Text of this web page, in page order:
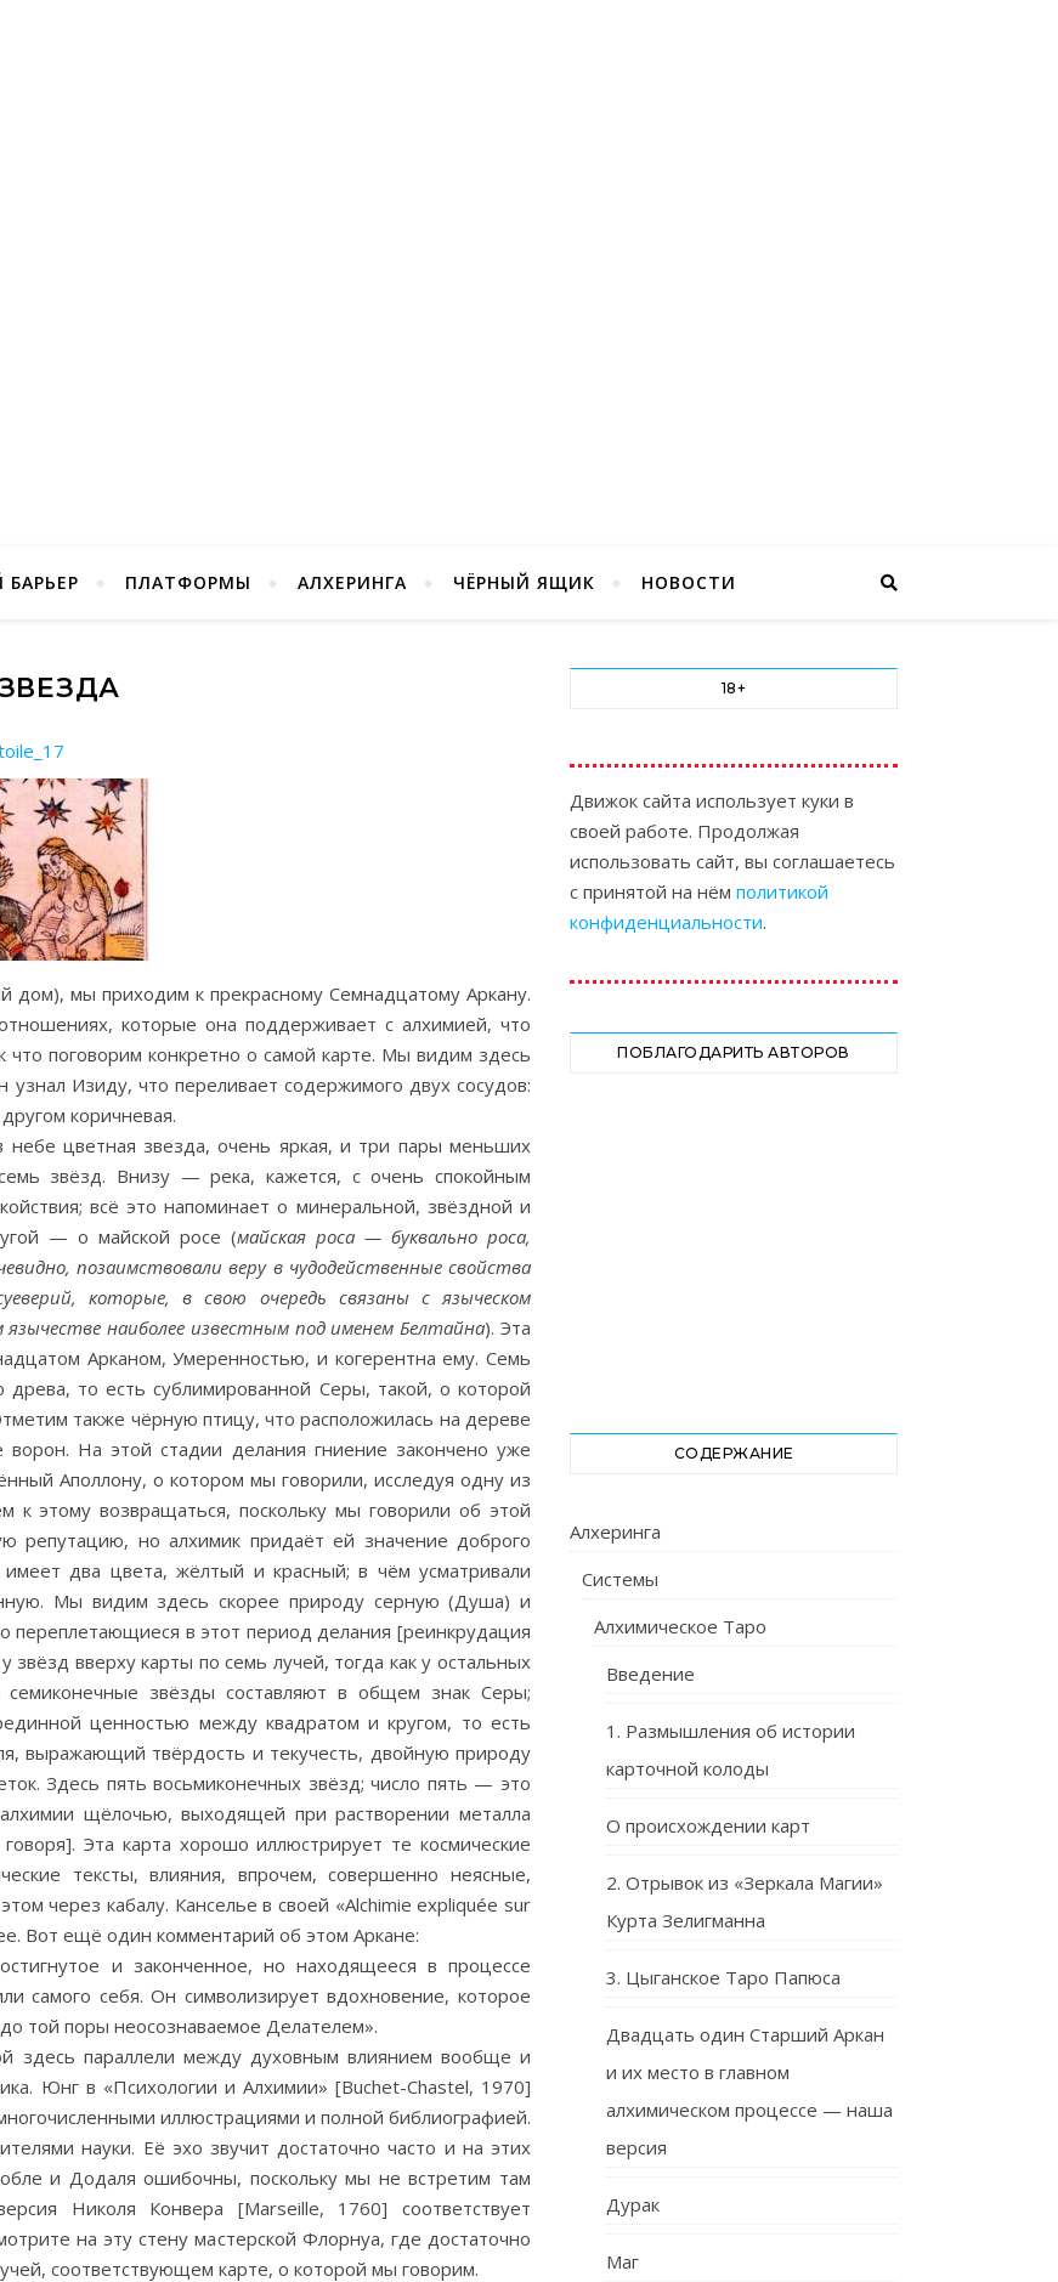
ПЛАТФОРМЫ АЛХЕРИНГА ЧЁРНЫЙ ЯЩИК НОВОСТИ
дом), мы приходим к прекрасному Семнадцатому Аркану.
которые она поддерживает с алхимией, что
поговорим конкретно о самой карте. Мы видим здесь
Изиду, что переливает содержимого двух сосудов:
коричневая.
цветная звезда, очень яркая, и три пары меньших
звёзд. Внизу — река, кажется, с очень спокойным
всё это напоминает о минеральной, звёздной и
— о майской росе (майская роса — буквально роса,
позаимствовали веру в чудодейственные свойства
которые, в свою очередь связаны с языческом
наиболее известным под именем Белтайна). Эта
Арканом, Умеренностью, и когерентна ему. Семь
то есть сублимированной Серы, такой, о которой
также чёрную птицу, что расположилась на дереве
На этой стадии делания гниение закончено уже
Аполлону, о котором мы говорили, исследуя одну из
к этому возвращаться, поскольку мы говорили об этой
репутацию, но алхимик придаёт ей значение доброго
два цвета, жёлтый и красный; в чём усматривали
Мы видим здесь скорее природу серную (Душа) и
в этот период делания [реинкрудация
звёзд вверху карты по семь лучей, тогда как у остальных
звёзды составляют в общем знак Серы;
ценностью между квадратом и кругом, то есть
выражающий твёрдость и текучесть, двойную природу
Здесь пять восьмиконечных звёзд; число пять — это
щёлочью, выходящей при растворении металла
Эта карта хорошо иллюстрирует те космические
тексты, влияния, впрочем, совершенно неясные,
через кабалу. Канселье в своей «Alchimie expliquée sur
Вот ещё один комментарий об этом Аркане:
и законченное, но находящееся в процессе
самого себя. Он символизирует вдохновение, которое
той поры неосознаваемое Делателем».
здесь параллели между духовным влиянием вообще и
Юнг в «Психологии и Алхимии» [Buchet-Chastel, 1970]
иллюстрациями и полной библиографией.
науки. Её эхо звучит достаточно часто и на этих
и Додаля ошибочны, поскольку мы не встретим там
Николя Конвера [Marseille, 1760] соответствует
на эту стену мастерской Флорнуа, где достаточно
соответствующем карте, о которой мы говорим.
18+
Движок сайта использует куки в
своей работе. Продолжая
использовать сайт, вы соглашаетесь
с принятой на нём политикой
конфиденциальности.
ПОБЛАГОДАРИТЬ АВТОРОВ
СОДЕРЖАНИЕ
Алхеринга
Системы
Алхимическое Таро
Введение
1. Размышления об истории
карточной колоды
О происхождении карт
2. Отрывок из «Зеркала Магии»
Курта Зелигманна
3. Цыганское Таро Папюса
Двадцать один Старший Аркан
и их место в главном
алхимическом процессе — наша
версия
Дурак
Маг